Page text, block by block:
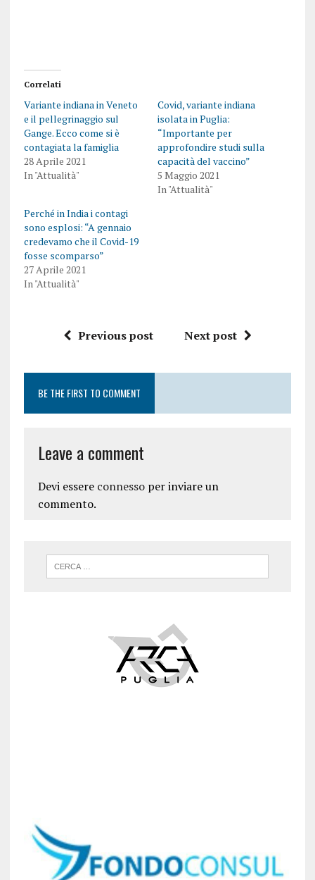
Correlati
Variante indiana in Veneto
e il pellegrinaggio sul
Gange. Ecco come si è
contagiata la famiglia
28 Aprile 2021
In "Attualità"
Covid, variante indiana
isolata in Puglia:
“Importante per
approfondire studi sulla
capacità del vaccino”
5 Maggio 2021
In "Attualità"
Perché in India i contagi
sono esplosi: “A gennaio
credevamo che il Covid-19
fosse scomparso”
27 Aprile 2021
In "Attualità"
Previous post Next post
BE THE FIRST TO COMMENT
Leave a comment
Devi essere connessoper inviare un
commento.